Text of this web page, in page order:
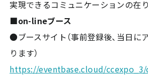
実現できるコミュニケーションの在
■on-lineブース
●ブースサイト（事前登録後、当日に
ります）
https://eventbase.cloud/ccexpo_3/